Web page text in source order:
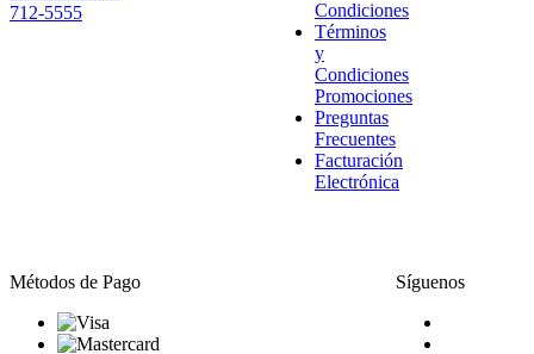
712-5555
Condiciones
Términos
y
Condiciones
Promociones
Preguntas
Frecuentes
Facturación
Electrónica
Métodos de Pago Síguenos